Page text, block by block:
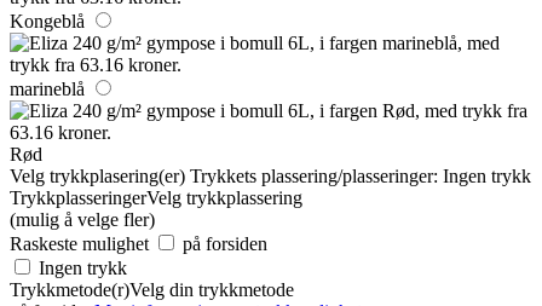
Kongeblå
marineblå
Rød
Velg trykkplasering(er) Trykkets plassering/plasseringer: Ingen trykk
TrykkplasseringerVelg trykkplassering
(mulig å velge fler)
Raskeste mulighet
på forsiden
Ingen trykk
Trykkmetode(r)Velg din trykkmetode